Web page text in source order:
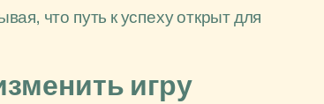
что путь к успеху открыт для
игру